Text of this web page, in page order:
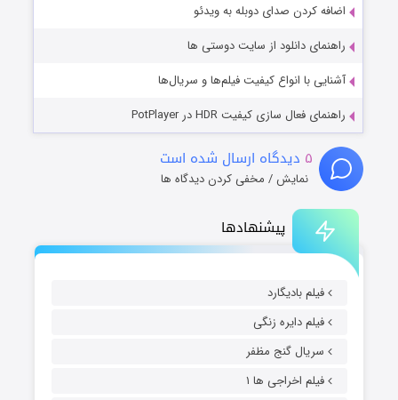
پیشنهادها
فیلم بادیگارد
فیلم دایره زنگی
سریال گنج مظفر
فیلم اخراجی ها ۱
اضافه کردن صدای دوبله به ویدئو
راهنمای دانلود از سایت دوستی ها
آشنایی با انواع کیفیت فیلم‌ها و سریال‌ها
راهنمای فعال سازی کیفیت HDR در PotPlayer
۵ دیدگاه ارسال شده است
نمایش / مخفی کردن دیدگاه ها